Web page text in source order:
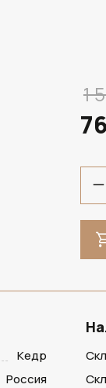
1
Кедр
Россия